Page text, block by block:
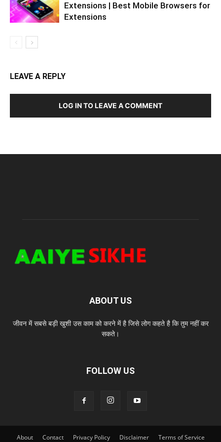
Extensions | Best Mobile Browsers for
Extensions
LEAVE A REPLY
LOG IN TO LEAVE A COMMENT
ABOUT US
जीवन में सबसे बड़ी खुशी उस काम को करने में है जिसे लोग कहते है कि तुम नहीं कर
सकते।
FOLLOW US
About Contact Privacy Policy Disclaimer Terms of Service